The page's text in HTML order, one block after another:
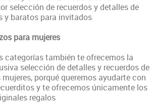
selección de recuerdos y detalles de
y baratos para invitados
para mujeres
categorías también te ofrecemos la
selección de detalles y recuerdos de
porqué queremos ayudarte con
y te ofrecemos únicamente los
regalos